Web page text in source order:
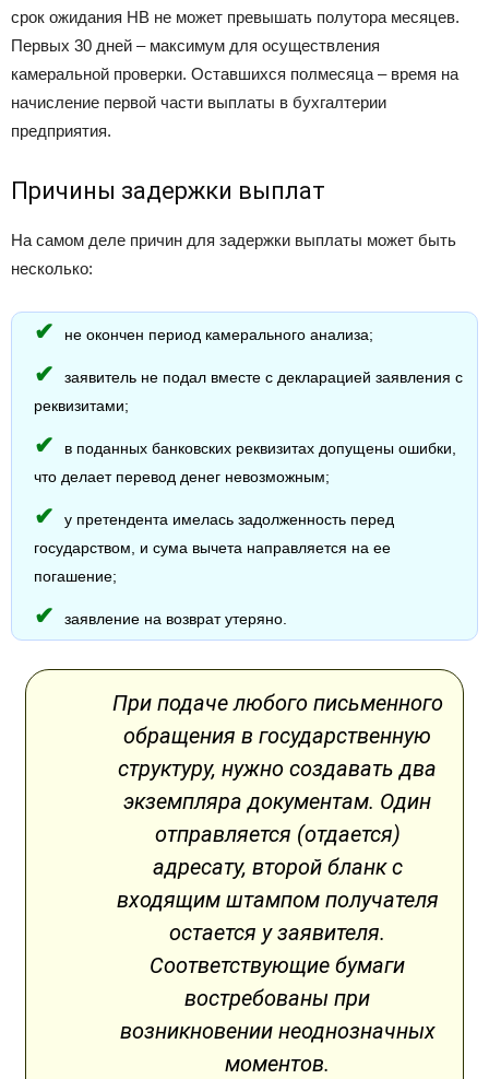
срок ожидания НВ не может превышать полутора месяцев.
Первых 30 дней – максимум для осуществления
камеральной проверки. Оставшихся полмесяца – время на
начисление первой части выплаты в бухгалтерии
предприятия.
Причины задержки выплат
На самом деле причин для задержки выплаты может быть
несколько:
не окончен период камерального анализа;
заявитель не подал вместе с декларацией заявления с
реквизитами;
в поданных банковских реквизитах допущены ошибки,
что делает перевод денег невозможным;
у претендента имелась задолженность перед
государством, и сума вычета направляется на ее
погашение;
заявление на возврат утеряно.
При подаче любого письменного
обращения в государственную
структуру, нужно создавать два
экземпляра документам. Один
отправляется (отдается)
адресату, второй бланк с
входящим штампом получателя
остается у заявителя.
Соответствующие бумаги
востребованы при
возникновении неоднозначных
моментов.